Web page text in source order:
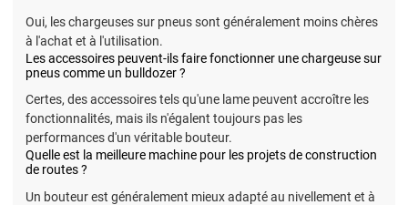
Oui, les chargeuses sur pneus sont généralement moins chères
à l'achat et à l'utilisation.
Les accessoires peuvent-ils faire fonctionner une chargeuse sur
pneus comme un bulldozer ?
Certes, des accessoires tels qu'une lame peuvent accroître les
fonctionnalités, mais ils n'égalent toujours pas les
performances d'un véritable bouteur.
Quelle est la meilleure machine pour les projets de construction
de routes ?
Un bouteur est généralement mieux adapté au nivellement et à